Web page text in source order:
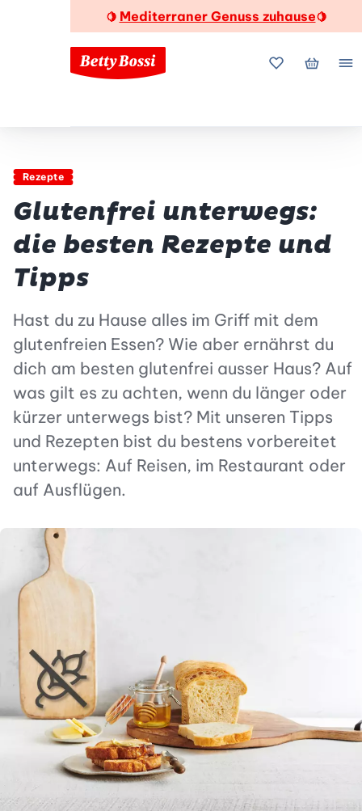
🍋 Mediterraner Genuss zuhause🍋
MeineMein
Rezepte
Glutenfrei unterwegs:
die besten Rezepte und
Tipps
Hast du zu Hause alles im Griff mit dem
glutenfreien Essen? Wie aber ernährst du
dich am besten glutenfrei ausser Haus? Auf
was gilt es zu achten, wenn du länger oder
kürzer unterwegs bist? Mit unseren Tipps
und Rezepten bist du bestens vorbereitet
unterwegs: Auf Reisen, im Restaurant oder
auf Ausflügen.